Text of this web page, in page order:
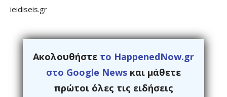
ieidiseis.gr
Ακολουθήστε το HappenedNow.gr
στο Google News και μάθετε
πρώτοι όλες τις ειδήσεις